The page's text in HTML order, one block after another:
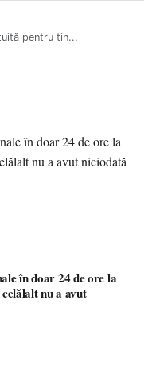
pentru tin...
în doar 24 de ore la
nu a avut